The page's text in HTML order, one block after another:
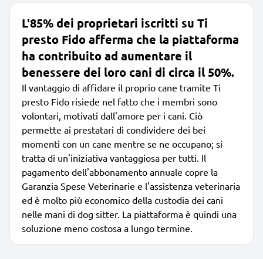
L'85% dei proprietari iscritti su Ti
presto Fido afferma che la piattaforma
ha contribuito ad aumentare il
benessere dei loro cani di circa il 50%.
Il vantaggio di affidare il proprio cane tramite Ti
presto Fido risiede nel fatto che i membri sono
volontari, motivati dall'amore per i cani. Ciò
permette ai prestatari di condividere dei bei
momenti con un cane mentre se ne occupano; si
tratta di un'iniziativa vantaggiosa per tutti. Il
pagamento dell'abbonamento annuale copre la
Garanzia Spese Veterinarie e l'assistenza veterinaria
ed è molto più economico della custodia dei cani
nelle mani di dog sitter. La piattaforma è quindi una
soluzione meno costosa a lungo termine.